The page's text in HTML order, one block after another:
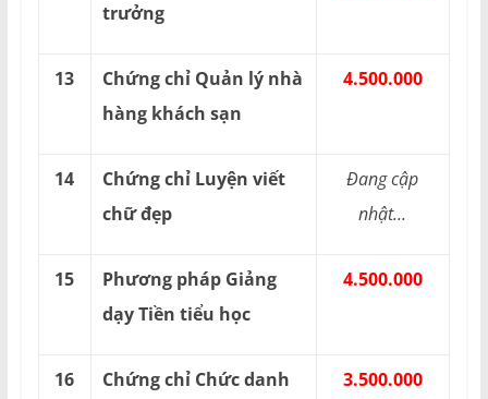
trưởng
13
Chứng chỉ Quản lý nhà
hàng khách sạn
4.500.000
14
Chứng chỉ Luyện viết
chữ đẹp
Đang cập
nhật...
15
Phương pháp Giảng
dạy Tiền tiểu học
4.500.000
16
Chứng chỉ Chức danh
3.500.000